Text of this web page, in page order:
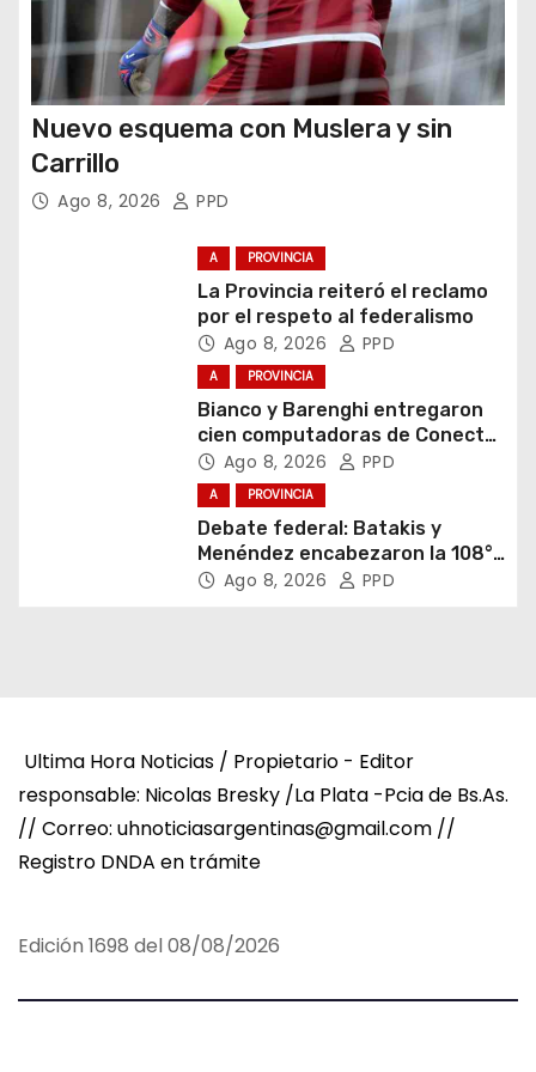
Nuevo esquema con Muslera y sin
Carrillo
Ago 8, 2026 PPD
A PROVINCIA
La Provincia reiteró el reclamo
por el respeto al federalismo
Ago 8, 2026 PPD
A PROVINCIA
Bianco y Barenghi entregaron
cien computadoras de Conectar
Igualdad Bonaerense
Ago 8, 2026 PPD
A PROVINCIA
Debate federal: Batakis y
Menéndez encabezaron la 108°
Asamblea del CNV
Ago 8, 2026 PPD
Ultima Hora Noticias / Propietario - Editor
responsable: Nicolas Bresky /La Plata -Pcia de Bs.As.
// Correo: uhnoticiasargentinas@gmail.com //
Registro DNDA en trámite
Edición 1698 del 08/08/2026